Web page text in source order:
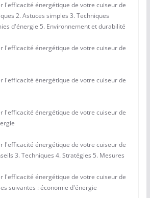
l'efficacité énergétique de votre cuiseur de
2. Astuces simples 3. Techniques
d'énergie 5. Environnement et durabilité
l'efficacité énergétique de votre cuiseur de
l'efficacité énergétique de votre cuiseur de
l'efficacité énergétique de votre cuiseur de
l'efficacité énergétique de votre cuiseur de
3. Techniques 4. Stratégies 5. Mesures
l'efficacité énergétique de votre cuiseur de
suivantes : économie d'énergie